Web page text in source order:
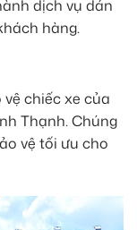
dịch vụ dán
hàng.
chiếc xe của
Thạnh. Chúng
vệ tối ưu cho